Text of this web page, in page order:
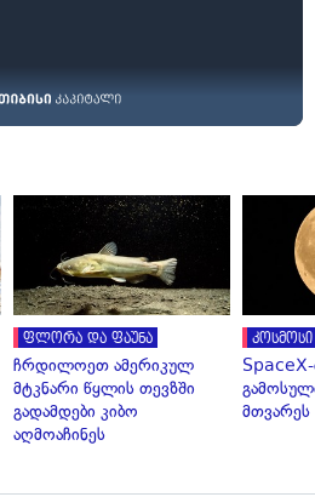
ფლორა და ფაუნა
ჩრდილოეთ ამერიკულ
მტკნარი წყლის თევზში
გადამდები კიბო
აღმოაჩინეს
კოსმოსი
მთვარეს